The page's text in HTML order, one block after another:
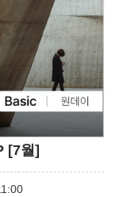
[7월]